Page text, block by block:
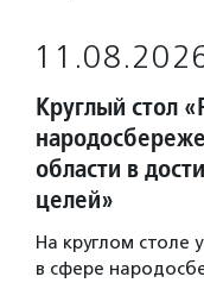
Круглый стол
области в
целей»
На круглом столе
в сфере